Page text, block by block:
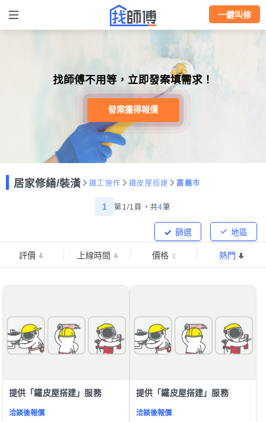
一鍵叫修
找師傅不用等，立即發案填需求！
發案獲得報價
居家修繕/裝潢 鐵工施作 鐵皮屋搭建 嘉義市
1 第1/1頁， 共4筆
地區
篩選
評價 上線時間 價格 熱門
提供「鐵皮屋搭建」服務
洽談後報價
提供「鐵皮屋搭建」服務
洽談後報價